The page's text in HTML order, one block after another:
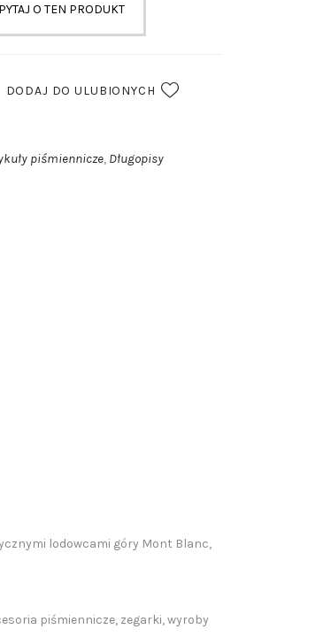
O TEN PRODUKT
DODAJ DO ULUBIONYCH
piśmiennicze, Długopisy
lodowcami góry Mont Blanc,
piśmiennicze, zegarki, wyroby